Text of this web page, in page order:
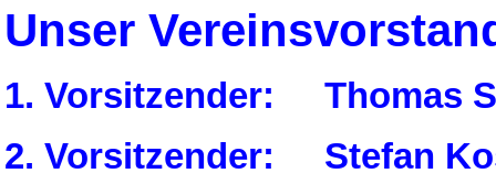
Unser
1. Vorsitzender: Thomas
2. Vorsitzender: Stefan